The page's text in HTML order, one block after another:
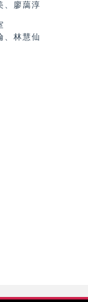
、廖藹淳
、林慧仙